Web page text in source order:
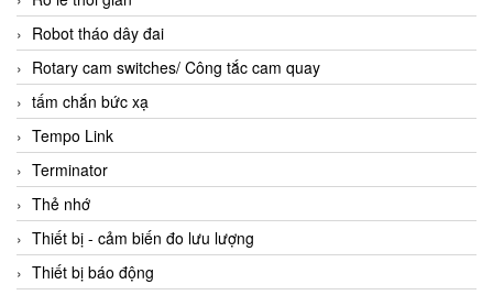
Robot tháo dây đai
Rotary cam switches/ Công tắc cam quay
tấm chắn bức xạ
Tempo Link
Terminator
Thẻ nhớ
Thiết bị - cảm biến đo lưu lượng
Thiết bị báo động